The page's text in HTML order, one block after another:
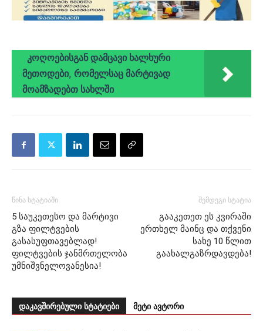
კოღოებისგან დამცავი ხალხური
მეთოდები, რომელსაც მარტივად
მოამზადებთ სახლში
წინა სტატიაში
5 საუკეთესო და მარტივი
გზა ფილტვების
გასასუფთავებლად!
ფილტვების ჯანმრთელობა
უმნიშვნელოვანესია!
შემდეგი სტატია
გააკეთეთ ეს კვირაში
ერთხელ მაინც და თქვენი
სახე 10 წლით
გაახალგაზრდავდება!
დაკავშირებული სტატიები მეტი ავტორი